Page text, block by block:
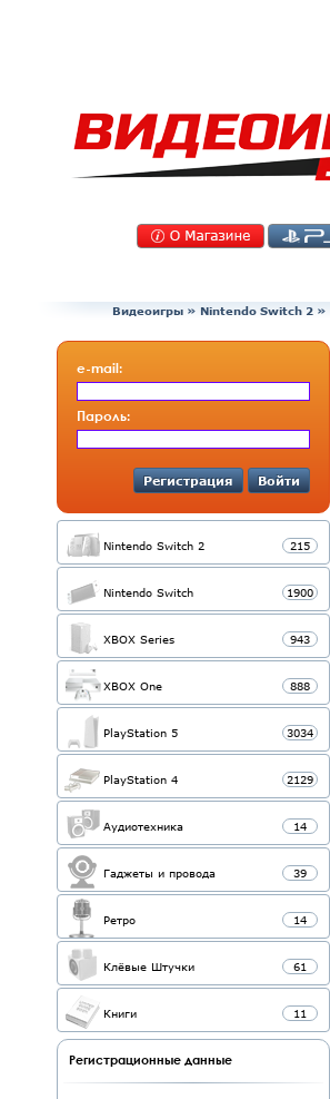
Видеоигры » Nintendo Switch 2 »
e-mail:
Пароль:
Регистрация Войти
Nintendo Switch 2 215
Nintendo Switch 1900
XBOX Series 943
XBOX One 888
PlayStation 5 3034
PlayStation 4 2129
Аудиотехника 14
Гаджеты и провода 39
Ретро 14
Клёвые Штучки 61
Книги 11
Регистрационные данные